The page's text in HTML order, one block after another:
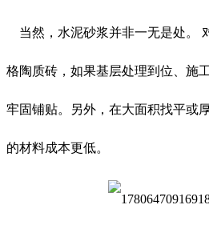
当然，水泥砂浆并非一无是处。
格陶质砖，如果基层处理到位、施
牢固铺贴。另外，在大面积找平或
的材料成本更低。